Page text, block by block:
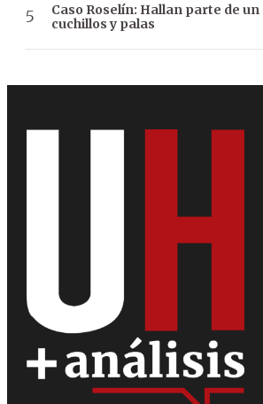
Caso Roselín: Hallan parte de
cuchillos y palas